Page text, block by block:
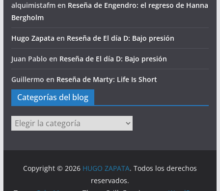
alquimistafmen Reseña de Engendro: el regreso de Hanna
Bergholm
Hugo Zapata en Reseña de El día D: Bajo presión
Juan Pablo en Reseña de El día D: Bajo presión
Guillermo en Reseña de Marty: Life Is Short
Categorías del blog
Categorías
del
Copyright © 2026 HUGO ZAPATA. Todos los derechos
reservados.